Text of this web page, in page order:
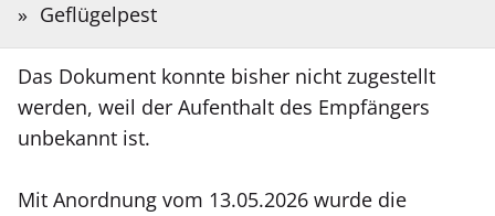
wohnhaft in Oberstraße 10, 59394 Nordkirchen.
Das Dokument konnte bisher nicht zugestellt
werden, weil der Aufenthalt des Empfängers
unbekannt ist.
Mit Anordnung vom 13.05.2026 wurde die
Geflügelpest